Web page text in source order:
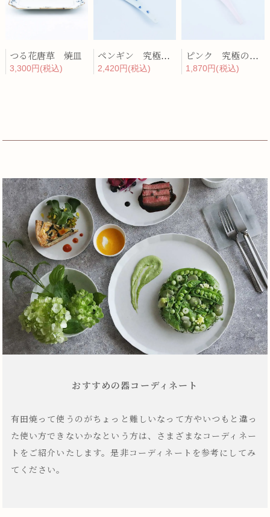
つる花唐草 焼皿
3,300円(税込)
ペンギン 究極のレンゲ
2,420円(税込)
ピンク 究極のレンゲ
1,870円(税込)
おすすめの器コーディネート
有田焼って使うのがちょっと難しいなって方やいつもと違っ
た使い方できないかなという方は、さまざまなコーディネー
トをご紹介いたします。是非コーディネートを参考にしてみ
てください。